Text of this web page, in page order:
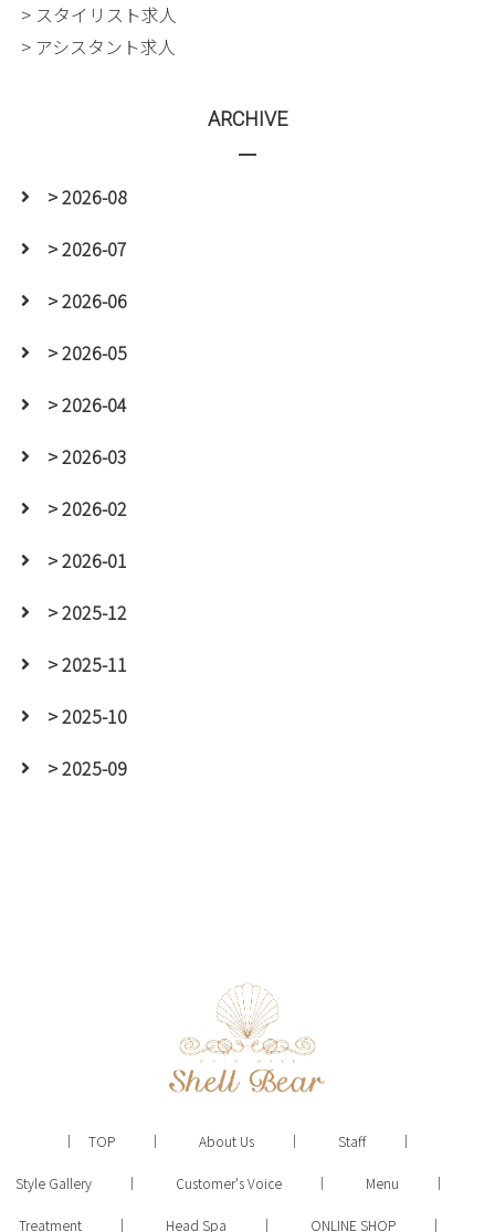
> スタイリスト求人
> アシスタント求人
ARCHIVE
> 2026-08
> 2026-07
> 2026-06
> 2026-05
> 2026-04
> 2026-03
> 2026-02
> 2026-01
> 2025-12
> 2025-11
> 2025-10
> 2025-09
TOP About Us Staff
Style Gallery Customer's Voice Menu
Treatment Head Spa ONLINE SHOP